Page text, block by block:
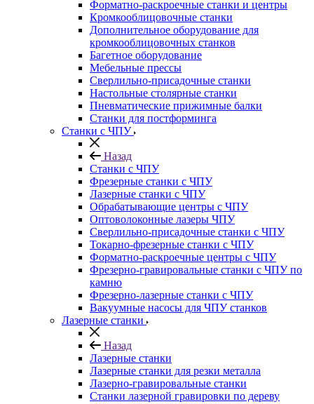
Форматно-раскроечные станки и центры
Кромкооблицовочные станки
Дополнительное оборудование для
кромкооблицовочных станков
Багетное оборудование
Мебельные прессы
Сверлильно-присадочные станки
Настольные столярные станки
Пневматические прижимные балки
Станки для постформинга
Станки с ЧПУ
Назад
Станки с ЧПУ
Фрезерные станки с ЧПУ
Лазерные станки с ЧПУ
Обрабатывающие центры с ЧПУ
Оптоволоконные лазеры ЧПУ
Сверлильно-присадочные станки с ЧПУ
Токарно-фрезерные станки с ЧПУ
Форматно-раскроечные центры с ЧПУ
Фрезерно-гравировальные станки с ЧПУ по
камню
Фрезерно-лазерные станки с ЧПУ
Вакуумные насосы для ЧПУ станков
Лазерные станки
Назад
Лазерные станки
Лазерные станки для резки металла
Лазерно-гравировальные станки
Станки лазерной гравировки по дереву